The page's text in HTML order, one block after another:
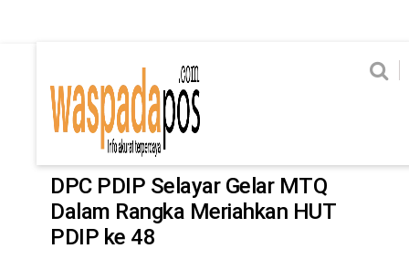
Home News
Ekonomi Hukum & Kriminal
Politik Metro
Hiburan Pendidikan
Tekno
Home News Ekonomi Hukum & Kriminal
News
DPC PDIP Selayar Gelar MTQ
Dalam Rangka Meriahkan HUT
PDIP ke 48